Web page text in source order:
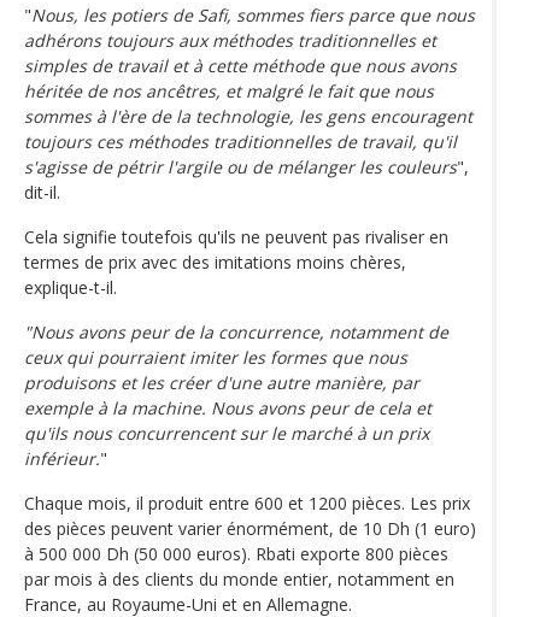
"Nous, les potiers de Safi, sommes fiers parce que nous
adhérons toujours aux méthodes traditionnelles et
simples de travail et à cette méthode que nous avons
héritée de nos ancêtres, et malgré le fait que nous
sommes à l'ère de la technologie, les gens encouragent
toujours ces méthodes traditionnelles de travail, qu'il
s'agisse de pétrir l'argile ou de mélanger les couleurs",
dit-il.
Cela signifie toutefois qu'ils ne peuvent pas rivaliser en
termes de prix avec des imitations moins chères,
explique-t-il.
"Nous avons peur de la concurrence, notamment de
ceux qui pourraient imiter les formes que nous
produisons et les créer d'une autre manière, par
exemple à la machine. Nous avons peur de cela et
qu'ils nous concurrencent sur le marché à un prix
inférieur."
Chaque mois, il produit entre 600 et 1200 pièces. Les prix
des pièces peuvent varier énormément, de 10 Dh (1 euro)
à 500 000 Dh (50 000 euros). Rbati exporte 800 pièces
par mois à des clients du monde entier, notamment en
France, au Royaume-Uni et en Allemagne.